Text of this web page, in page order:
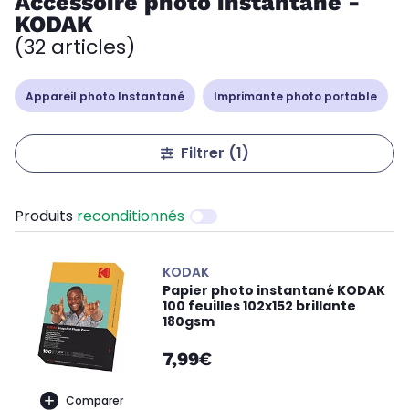
KODAK
(32 articles)
Appareil photo Instantané Imprimante photo portable
Filtrer (1)
Produits reconditionnés
Comparer
KODAK
Papier photo instantané KODAK
100 feuilles 102x152 brillante
180gsm
7,99€